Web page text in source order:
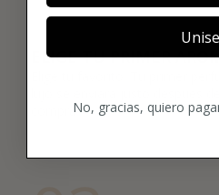
02
ELIGE TU PRIMER
compra.No, gracias, quiero